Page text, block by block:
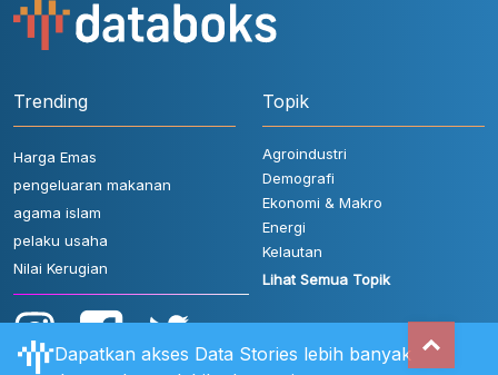
Trending
Harga Emas
pengeluaran makanan
agama islam
pelaku usaha
Nilai Kerugian
Topik
Agroindustri
Demografi
Ekonomi & Makro
Energi
Kelautan
Lihat Semua Topik
Dapatkan akses Data Stories lebih banyak